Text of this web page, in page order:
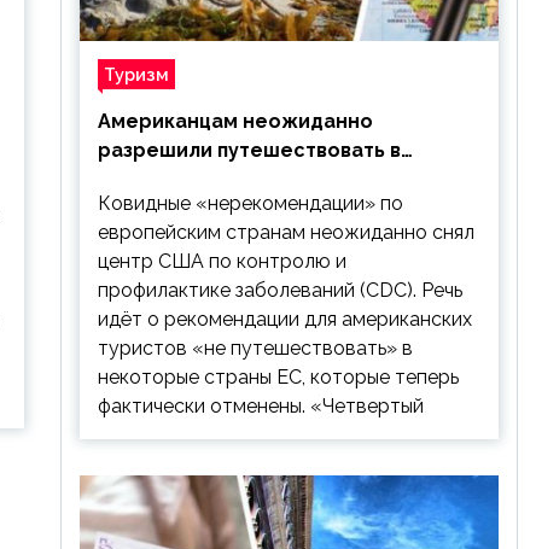
Туризм
Американцам неожиданно
разрешили путешествовать в
Ковидные «нерекомендации» по
европейским странам неожиданно снял
центр США по контролю и
профилактике заболеваний (CDC). Речь
идёт о рекомендации для американских
туристов «не путешествовать» в
некоторые страны ЕС, которые теперь
фактически отменены. «Четвертый